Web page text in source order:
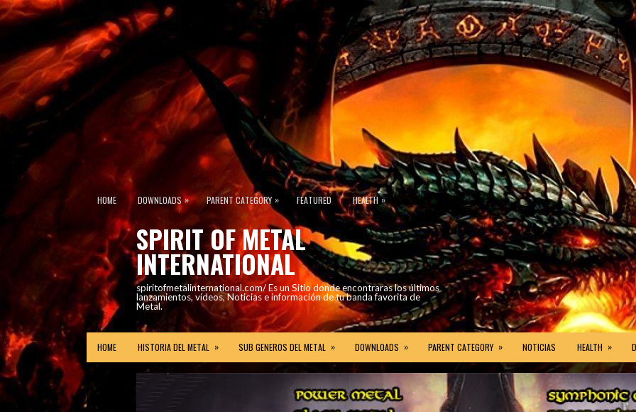
HOME DOWNLOADS » PARENT CATEGORY » FEATURED HEALTH »
SPIRIT OF METAL
INTERNATIONAL
spiritofmetalinternational.com/ Es un Sitio donde encontraras los últimos
lanzamientos, vídeos, Noticias e información de tu banda favorita de
Metal.
HOME HISTORIA DEL METAL » SUB GENEROS DEL METAL » DOWNLOADS » PARENT CATEGORY » NOTICIAS HEALTH »